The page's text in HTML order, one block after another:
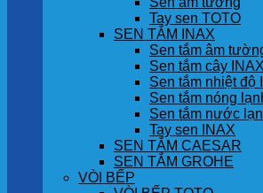
Tay sen TOTO
SEN TẮM INAX
Sen tắm âm
Sen tắm cây INAX
Sen tắm nhiệt độ
Sen tắm nóng
Sen tắm nước
Tay sen INAX
SEN TẮM CAESAR
SEN TẮM GROHE
VÒI BẾP